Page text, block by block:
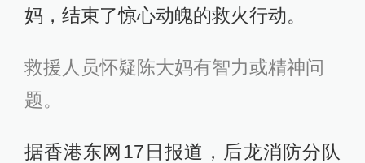
妈，结束了惊心动魄的救火行动。
救援人员怀疑陈大妈有智力或精神问
题。
据香港东网17日报道，后龙消防分队